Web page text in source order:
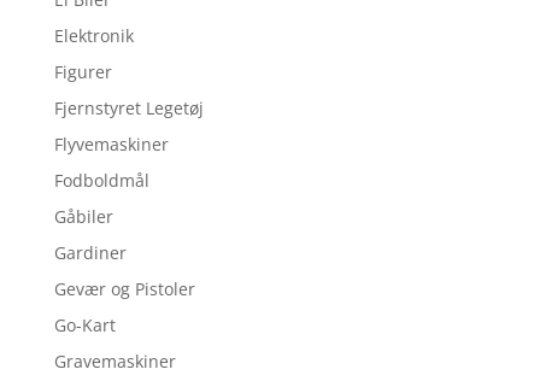
Elektronik
Figurer
Fjernstyret Legetøj
Flyvemaskiner
Fodboldmål
Gåbiler
Gardiner
Gevær og Pistoler
Go-Kart
Gravemaskiner